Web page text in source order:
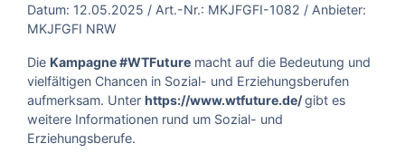
Datum: 12.05.2025 / Art.-Nr.: MKJFGFI-1082 / Anbieter:
MKJFGFI NRW
Die Kampagne #WTFuture macht auf die Bedeutung und
vielfältigen Chancen in Sozial- und Erziehungsberufen
aufmerksam. Unter https://www.wtfuture.de/gibt es
weitere Informationen rund um Sozial- und
Erziehungsberufe.